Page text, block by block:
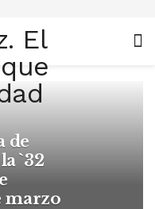
de
`32
marzo